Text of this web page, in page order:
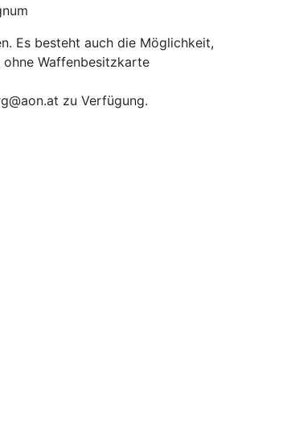
Es besteht auch die Möglichkeit,
ohne Waffenbesitzkarte
zu Verfügung.